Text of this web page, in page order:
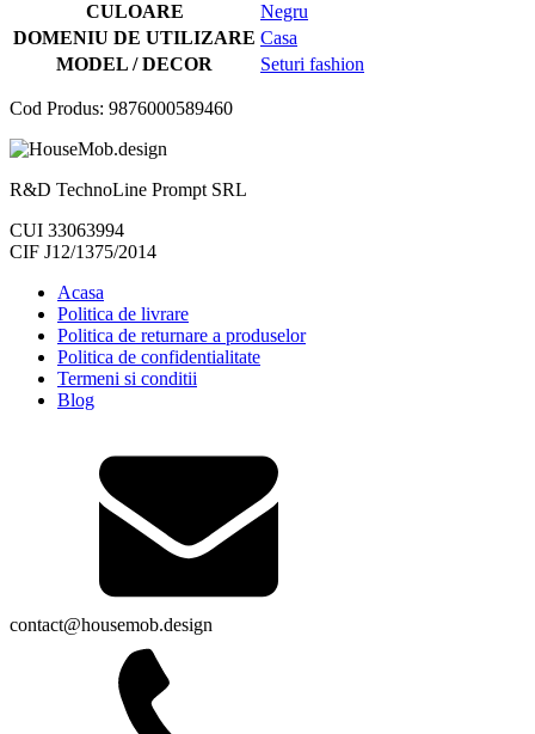
CULOARE
Negru
DOMENIU DE UTILIZARE Casa
MODEL / DECOR
Seturi fashion
Cod Produs: 9876000589460
R&D TechnoLine Prompt SRL
CUI 33063994
CIF J12/1375/2014
Acasa
Politica de livrare
Politica de returnare a produselor
Politica de confidentialitate
Termeni si conditii
Blog
contact@housemob.design